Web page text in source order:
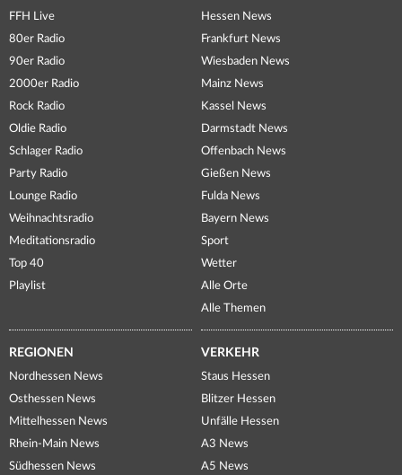
FFH Live
80er Radio
90er Radio
2000er Radio
Rock Radio
Oldie Radio
Schlager Radio
Party Radio
Lounge Radio
Weihnachtsradio
Meditationsradio
Top 40
Playlist
Hessen News
Frankfurt News
Wiesbaden News
Mainz News
Kassel News
Darmstadt News
Offenbach News
Gießen News
Fulda News
Bayern News
Sport
Wetter
Alle Orte
Alle Themen
REGIONEN
Nordhessen News
Osthessen News
Mittelhessen News
Rhein-Main News
Südhessen News
VERKEHR
Staus Hessen
Blitzer Hessen
Unfälle Hessen
A3 News
A5 News